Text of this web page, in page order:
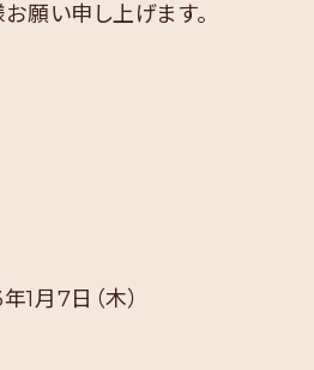
願い申し上げます。
月7日（木）